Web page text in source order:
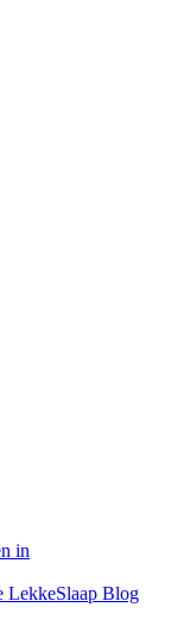
in
LekkeSlaap Blog